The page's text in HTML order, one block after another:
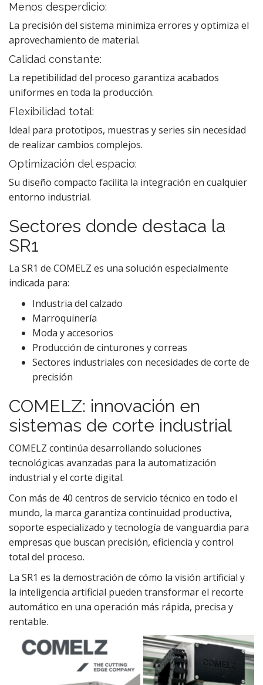
Menos desperdicio:
La precisión del sistema minimiza errores y optimiza el
aprovechamiento de material.
Calidad constante:
La repetibilidad del proceso garantiza acabados
uniformes en toda la producción.
Flexibilidad total:
Ideal para prototipos, muestras y series sin necesidad
de realizar cambios complejos.
Optimización del espacio:
Su diseño compacto facilita la integración en cualquier
entorno industrial.
Sectores donde destaca la
SR1
La SR1 de COMELZ es una solución especialmente
indicada para:
Industria del calzado
Marroquinería
Moda y accesorios
Producción de cinturones y correas
Sectores industriales con necesidades de corte de
precisión
COMELZ: innovación en
sistemas de corte industrial
COMELZ continúa desarrollando soluciones
tecnológicas avanzadas para la automatización
industrial y el corte digital.
Con más de 40 centros de servicio técnico en todo el
mundo, la marca garantiza continuidad productiva,
soporte especializado y tecnología de vanguardia para
empresas que buscan precisión, eficiencia y control
total del proceso.
La SR1 es la demostración de cómo la visión artificial y
la inteligencia artificial pueden transformar el recorte
automático en una operación más rápida, precisa y
rentable.